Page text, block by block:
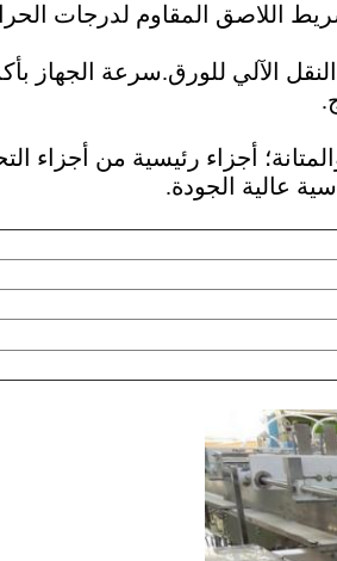
اللاصق المقاوم لدرجات
الآلي للورق.سرعة الجهاز
أجزاء رئيسية من أجزاء
عالية الجودة.